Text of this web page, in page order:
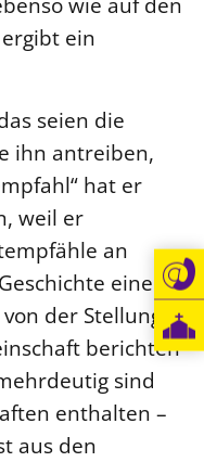
ein
seien die
ihn antreiben,
hat er
weil er
an
einer
der Stellung
berichten
sind
enthalten –
aus den